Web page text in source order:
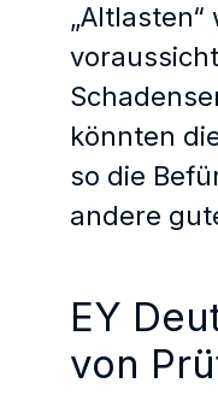
könnten
so die
andere
EY
von